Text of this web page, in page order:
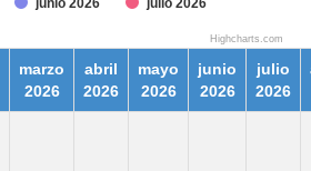
junio 2026
julio 2026
Highcharts.com
marzo
2026
abril
2026
mayo
2026
junio
2026
julio
2026